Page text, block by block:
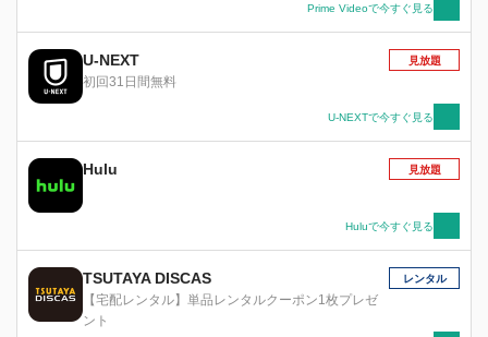
Prime Videoで今すぐ見る
U-NEXT
初回31日間無料
見放題
U-NEXTで今すぐ見る
Hulu 見放題
Huluで今すぐ見る
TSUTAYA DISCAS
【宅配レンタル】単品レンタルクーポン1枚プレゼ
ント
レンタル